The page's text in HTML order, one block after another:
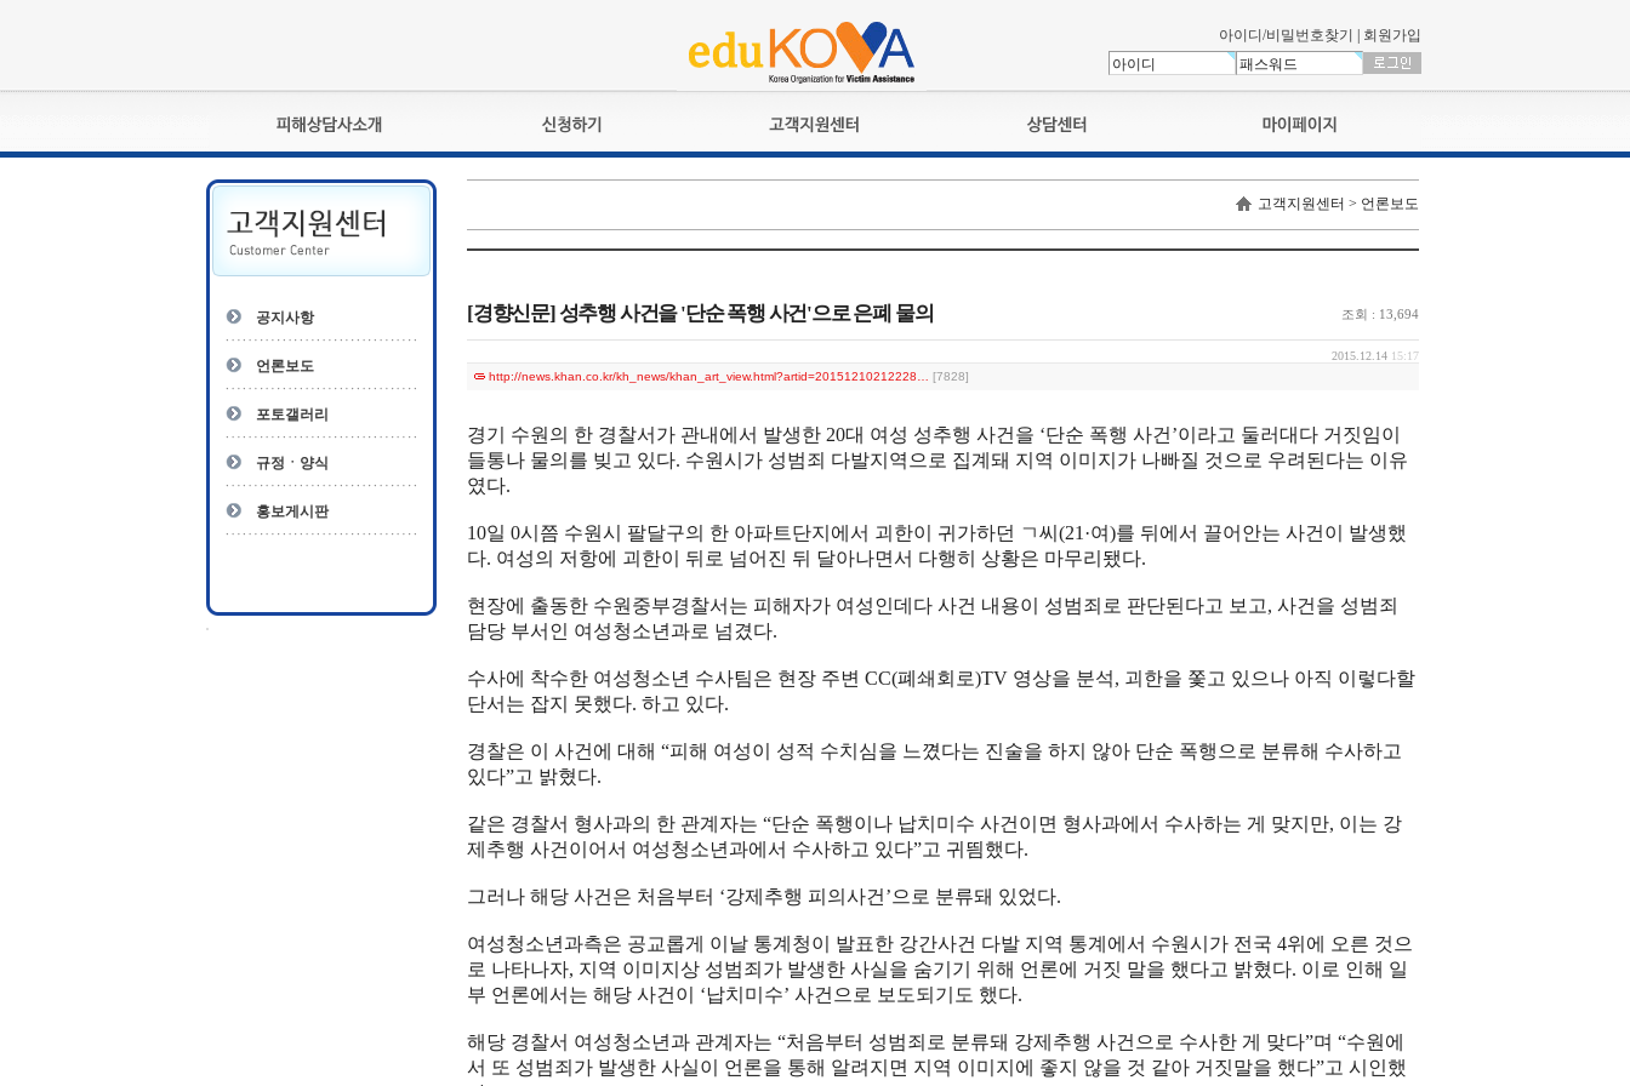
아이디/비밀번호찾기 회원가입
피해상담사란?
자격관리규정
상담사 자격증 확인
- 피해상담사 1급
- 전문수련감독자
- 전문수련기관
교육훈련
자격복원
공지사항
상담접수
나의신청내역
교육영상강의실
나의활동내역
나의 연회비
공지사항
언론보도
포토갤러리
규정ㆍ양식
홍보게시판
고객지원센터 > 언론보도
[경향신문] 성추행 사건을 '단순 폭행 사건'으로 은폐 물의 조회 : 13,694
2015.12.14 15:17
http://news.khan.co.kr/kh_news/khan_art_view.html?artid=20151210212228…
[7828]
경기 수원의 한 경찰서가 관내에서 발생한 20대 여성 성추행 사건을 ‘단순 폭행 사건’이라고 둘러대다 거짓임이
들통나 물의를 빚고 있다. 수원시가 성범죄 다발지역으로 집계돼 지역 이미지가 나빠질 것으로 우려된다는 이유
였다.
10일 0시쯤 수원시 팔달구의 한 아파트단지에서 괴한이 귀가하던 ㄱ씨(21·여)를 뒤에서 끌어안는 사건이 발생했
다. 여성의 저항에 괴한이 뒤로 넘어진 뒤 달아나면서 다행히 상황은 마무리됐다.
현장에 출동한 수원중부경찰서는 피해자가 여성인데다 사건 내용이 성범죄로 판단된다고 보고, 사건을 성범죄
담당 부서인 여성청소년과로 넘겼다.
수사에 착수한 여성청소년 수사팀은 현장 주변 CC(폐쇄회로)TV 영상을 분석, 괴한을 쫓고 있으나 아직 이렇다할
단서는 잡지 못했다. 하고 있다.
경찰은 이 사건에 대해 “피해 여성이 성적 수치심을 느꼈다는 진술을 하지 않아 단순 폭행으로 분류해 수사하고
있다”고 밝혔다.
같은 경찰서 형사과의 한 관계자는 “단순 폭행이나 납치미수 사건이면 형사과에서 수사하는 게 맞지만, 이는 강
제추행 사건이어서 여성청소년과에서 수사하고 있다”고 귀띔했다.
그러나 해당 사건은 처음부터 ‘강제추행 피의사건’으로 분류돼 있었다.
여성청소년과측은 공교롭게 이날 통계청이 발표한 강간사건 다발 지역 통계에서 수원시가 전국 4위에 오른 것으
로 나타나자, 지역 이미지상 성범죄가 발생한 사실을 숨기기 위해 언론에 거짓 말을 했다고 밝혔다. 이로 인해 일
부 언론에서는 해당 사건이 ‘납치미수’ 사건으로 보도되기도 했다.
해당 경찰서 여성청소년과 관계자는 “처음부터 성범죄로 분류돼 강제추행 사건으로 수사한 게 맞다”며 “수원에
서 또 성범죄가 발생한 사실이 언론을 통해 알려지면 지역 이미지에 좋지 않을 것 같아 거짓말을 했다”고 시인했